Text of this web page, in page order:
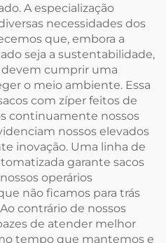
A especialização
necessidades dos
que, embora a
seja a sustentabilidade,
devem cumprir uma
o meio ambiente. Essa
com zíper feitos de
continuamente nossos
nossos elevados
inovação. Uma linha de
garante sacos
operários
não ficamos para trás
contrário de nossos
de atender melhor
tempo que mantemos e